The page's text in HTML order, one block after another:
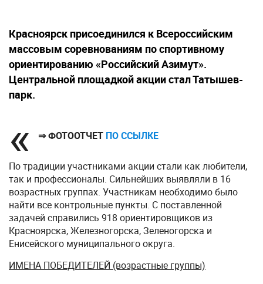
Красноярск присоединился к Всероссийским
массовым соревнованиям по спортивному
ориентированию «Российский Азимут».
Центральной площадкой акции стал Татышев-
парк.
⇒ ФОТООТЧЕТ ПО ССЫЛКЕ
По традиции участниками акции стали как любители,
так и профессионалы. Сильнейших выявляли в 16
возрастных группах. Участникам необходимо было
найти все контрольные пункты. С поставленной
задачей справились 918 ориентировщиков из
Красноярска, Железногорска, Зеленогорска и
Енисейского муниципального округа.
ИМЕНА ПОБЕДИТЕЛЕЙ (возрастные группы)